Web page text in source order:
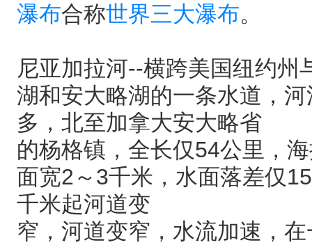
瀑布合称世界三大瀑布。
尼亚加拉河--横跨美国纽约
湖和安大略湖的一条水道，
多，北至加拿大安大略省
的杨格镇，全长仅54公里，
面宽2～3千米，水面落差仅
千米起河道变
窄，河道变窄，水流加速，